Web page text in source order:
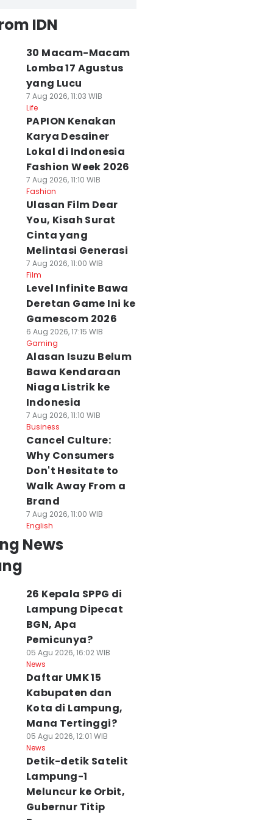
IDN
30 Macam-Macam
Lomba 17 Agustus
yang Lucu
7 Aug 2026, 11:03 WIB
Life
PAPION Kenakan
Karya Desainer
Lokal di Indonesia
Fashion Week 2026
7 Aug 2026, 11:10 WIB
Fashion
Ulasan Film Dear
You, Kisah Surat
Cinta yang
Melintasi Generasi
7 Aug 2026, 11:00 WIB
Film
Level Infinite Bawa
Deretan Game Ini ke
Gamescom 2026
6 Aug 2026, 17:15 WIB
Gaming
Alasan Isuzu Belum
Bawa Kendaraan
Niaga Listrik ke
Indonesia
7 Aug 2026, 11:10 WIB
Business
Cancel Culture:
Why Consumers
Don't Hesitate to
Walk Away From a
Brand
7 Aug 2026, 11:00 WIB
English
News
26 Kepala SPPG di
Lampung Dipecat
BGN, Apa
Pemicunya?
05 Agu 2026, 16:02 WIB
News
Daftar UMK 15
Kabupaten dan
Kota di Lampung,
Mana Tertinggi?
05 Agu 2026, 12:01 WIB
News
Detik-detik Satelit
Lampung-1
Meluncur ke Orbit,
Gubernur Titip